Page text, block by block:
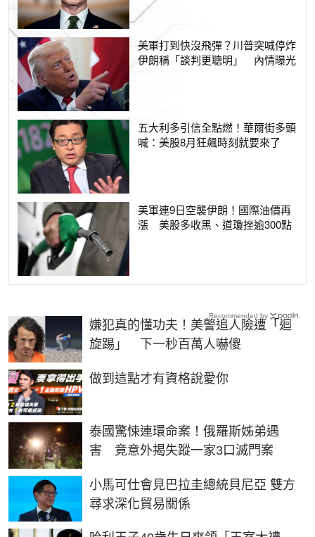
美軍打到快沒飛彈？川普突喊停炸
伊朗稱「談判更聰明」 內情曝光
五大利多引信全點燃！華爾街多頭
喊：美股8月狂飆時刻就要來了
美軍連9日空襲伊朗！國際油價再
漲 美股多收黑、道瓊挫逾300點
嫌犯真的懂功夫！美警追人險遭「迴
旋踢」 下一秒百萬人嚇傻
做到這點才有資格說愛你
PR
泰國驚悚連環命案！俄羅斯姊弟遇
害 竟意外揭失蹤一家3口滅門案
小馬可仕會見巴拉圭總統貝尼亞 雙方
尋求深化貿易關係
Recommended by